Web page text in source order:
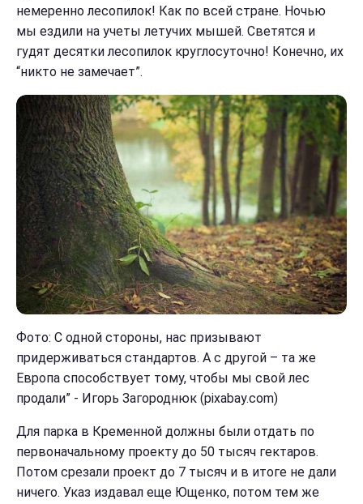
немеренно лесопилок! Как по всей стране. Ночью
мы ездили на учеты летучих мышей. Светятся и
гудят десятки лесопилок круглосуточно! Конечно, их
“никто не замечает”.
Фото: С одной стороны, нас призывают
придерживаться стандартов. А с другой – та же
Европа способствует тому, чтобы мы свой лес
продали” - Игорь Загороднюк (pixabay.com)
Для парка в Кременной должны были отдать по
первоначальному проекту до 50 тысяч гектаров.
Потом срезали проект до 7 тысяч и в итоге не дали
ничего. Указ издавал еще Ющенко, потом тем же